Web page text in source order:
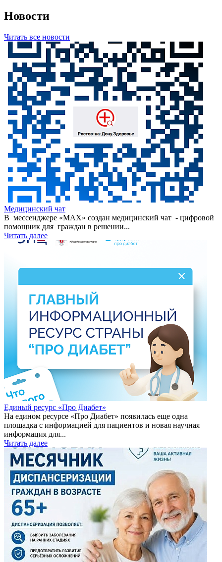
Новости
Читать все новости
Медицинский чат
В мессенджере «МАХ» создан медицинский чат - цифровой
помощник для граждан в решении...
Читать далее
Единый ресурс «Про Диабет»
На едином ресурсе «Про Диабет» появилась еще одна
площадка с информацией для пациентов и новая научная
информация для...
Читать далее